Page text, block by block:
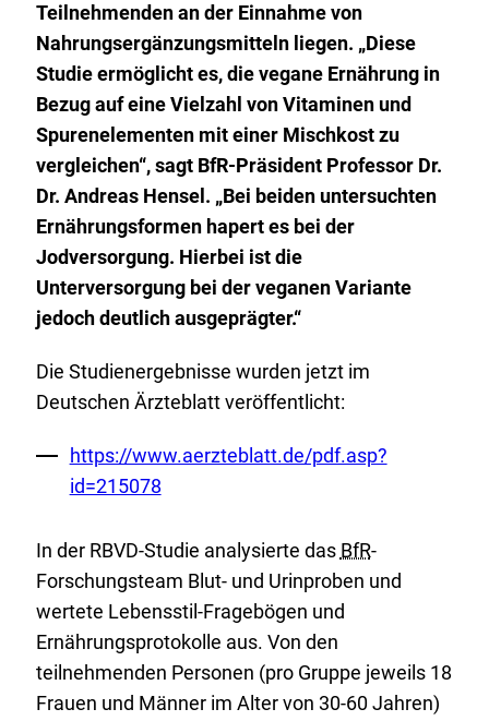
Teilnehmenden an der Einnahme von
Nahrungsergänzungsmitteln liegen. „Diese
Studie ermöglicht es, die vegane Ernährung in
Bezug auf eine Vielzahl von Vitaminen und
Spurenelementen mit einer Mischkost zu
vergleichen“, sagt BfR-Präsident Professor Dr.
Dr. Andreas Hensel. „Bei beiden untersuchten
Ernährungsformen hapert es bei der
Jodversorgung. Hierbei ist die
Unterversorgung bei der veganen Variante
jedoch deutlich ausgeprägter.“
Die Studienergebnisse wurden jetzt im
Deutschen Ärzteblatt veröffentlicht:
Externer
Link:
https://www.aerzteblatt.de/pdf.asp?
id=215078
In der RBVD-Studie analysierte das BfR-
Forschungsteam Blut- und Urinproben und
wertete Lebensstil-Fragebögen und
Ernährungsprotokolle aus. Von den
teilnehmenden Personen (pro Gruppe jeweils 18
Frauen und Männer im Alter von 30-60 Jahren)